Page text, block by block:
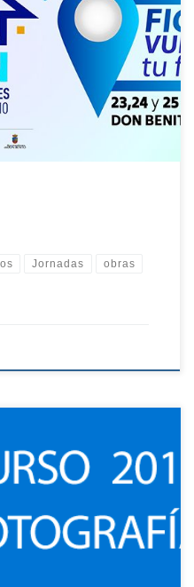
la expansión de las
más relevantes
Vivienda y Rehabilitación,
y Depuración, Municipalia,
La nueva edición de
Jornadas obras
de fotografía, sobre el
de infraestructuras». Bases
pulse aquí Tema
Participantes
además de todos
organismos relacionados […]